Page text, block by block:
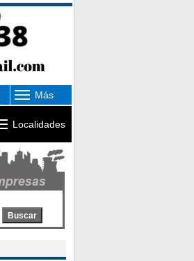
Más
Localidades
Buscar